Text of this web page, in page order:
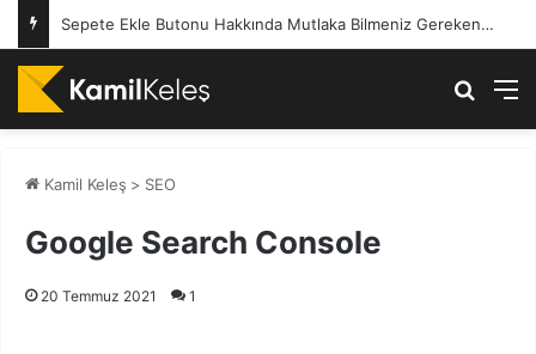
Sepete Ekle Butonu Hakkında Mutlaka Bilmeniz Gerekenler
Kamil Keleş > SEO
Google Search Console
20 Temmuz 2021 1